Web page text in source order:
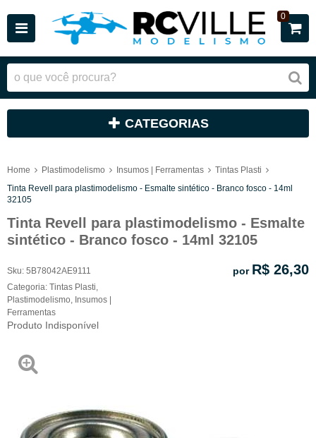
0
CATEGORIAS
Home Plastimodelismo Insumos | Ferramentas
Tintas Plasti
Tinta Revell para plastimodelismo - Esmalte sintético - Branco fosco - 14ml
32105
Tinta Revell para plastimodelismo - Esmalte
sintético - Branco fosco - 14ml 32105
Sku: 5B78042AE9111
Categoria: Tintas Plasti
Plastimodelismo Insumos |
Ferramentas
Produto Indisponível
por R$ 26,30